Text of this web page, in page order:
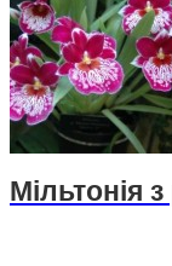
Мільтонія